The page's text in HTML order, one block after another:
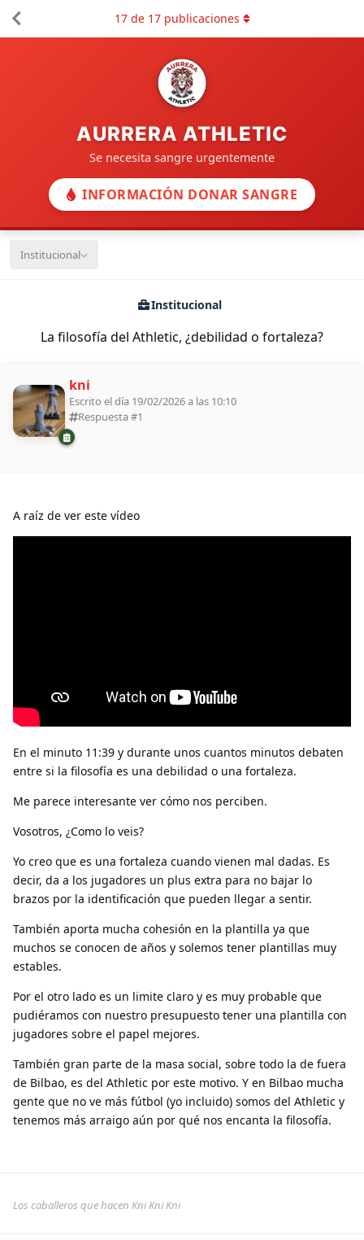
AURRERA ATHLETIC
Se necesita sangre urgentemente
INFORMACIÓN DONAR SANGRE
Institucional
Institucional
La filosofía del Athletic, ¿debilidad o fortaleza?
17de 17publicaciones
kni
Escrito el día 19/02/2026 a las 10:10
Respuesta #1
A raíz de ver este vídeo
En el minuto 11:39 y durante unos cuantos minutos debaten
entre si la filosofía es una debilidad o una fortaleza.
Me parece interesante ver cómo nos perciben.
Vosotros, ¿Como lo veis?
Yo creo que es una fortaleza cuando vienen mal dadas. Es
decir, da a los jugadores un plus extra para no bajar lo
brazos por la identificación que pueden llegar a sentir.
También aporta mucha cohesión en la plantilla ya que
muchos se conocen de años y solemos tener plantillas muy
estables.
Por el otro lado es un limite claro y es muy probable que
pudiéramos con nuestro presupuesto tener una plantilla con
jugadores sobre el papel mejores.
También gran parte de la masa social, sobre todo la de fuera
de Bilbao, es del Athletic por este motivo. Y en Bilbao mucha
gente que no ve más fútbol (yo incluido) somos del Athletic y
tenemos más arraigo aún por qué nos encanta la filosofía.
Los caballeros que hacen Kni Kni Kni